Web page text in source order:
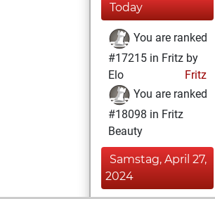
Today
You are ranked
#17215 in Fritz by
Elo
Fritz
You are ranked
#18098 in Fritz
Beauty
Samstag, April 27,
2024